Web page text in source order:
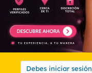
Debes iniciar